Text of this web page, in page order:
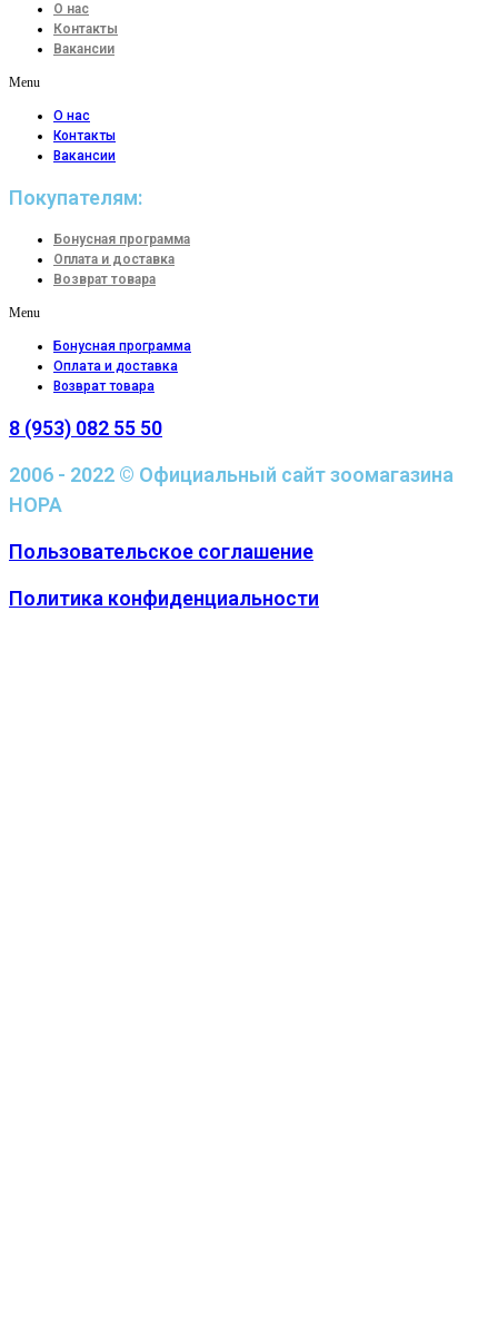
О нас
Контакты
Вакансии
Menu
О нас
Контакты
Вакансии
Покупателям:
Бонусная программа
Оплата и доставка
Возврат товара
Menu
Бонусная программа
Оплата и доставка
Возврат товара
8 (953) 082 55 50
2006 - 2022 © Официальный сайт зоомагазина
НОРА
Пользовательское соглашение
Политика конфиденциальности